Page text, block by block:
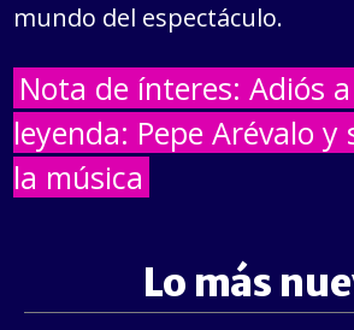
mundo del espectáculo.
Nota de ínteres: Adiós
leyenda: Pepe Arévalo y
la música
Lo más